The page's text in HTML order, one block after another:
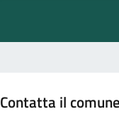
Contatta il comune